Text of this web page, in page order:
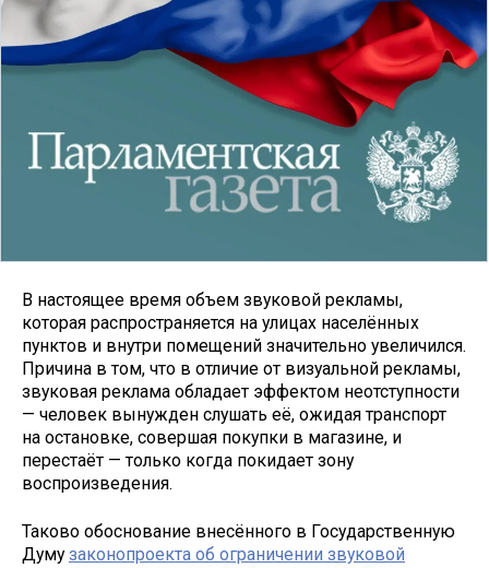
В настоящее время объем звуковой рекламы,
которая распространяется на улицах населённых
пунктов и внутри помещений значительно увеличился.
Причина в том, что в отличие от визуальной рекламы,
звуковая реклама обладает эффектом неотступности
— человек вынужден слушать её, ожидая транспорт
на остановке, совершая покупки в магазине, и
перестаёт — только когда покидает зону
воспроизведения.
Таково обоснование внесённого в Государственную
Думузаконопроекта об ограничении звуковой